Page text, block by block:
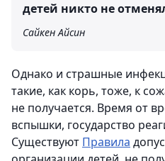
детей никто не
Сайкен Айсин
Однако и страшные
такие, как корь, тоже, к
не получается. Время от
вспышки, государство
Существуют Правила